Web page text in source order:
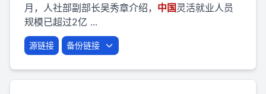
月，人社部副部长吴秀章介绍， 中国 灵活就业人员
规模已超过2亿 ...
源链接 备份链接